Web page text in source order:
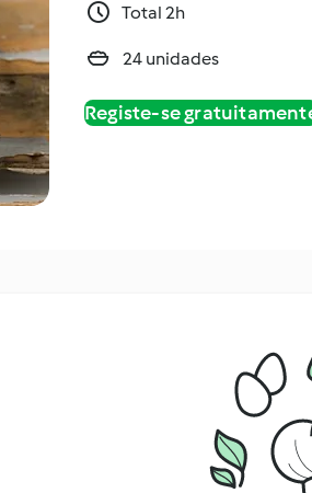
Total 2h
24 unidades
Registe-se